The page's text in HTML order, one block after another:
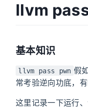
llvm
基本知识
llvm pass pwn 假
常考验逆向功底，
这里记录一下运行